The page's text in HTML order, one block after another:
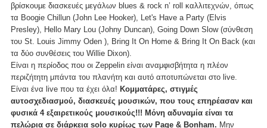
βρίσκουμε διασκευές μεγάλων blues & rock n’ roll καλλιτεχνών, όπως
τα Boogie Chillun (John Lee Hooker), Let's Have a Party (Elvis
Presley), Hello Mary Lou (Johny Duncan), Going Down Slow (σύνθεση
του St. Louis Jimmy Oden ), Bring It On Home & Bring It On Back (και
τα δύο συνθέσεις του Willie Dixon).
Είναι η περίοδος που οι Zeppelin είναι αναμφισβήτητα η πλέον
περιζήτητη μπάντα του πλανήτη και αυτό αποτυπώνεται στο live.
Είναι ένα live που τα έχει όλα! Κομματάρες, στιγμές
αυτοσχεδιασμού, διασκευές μουσικών, που τους επηρέασαν και
φυσικά 4 εξαιρετικούς μουσικούς!!! Μόνη αδυναμία είναι τα
πελώρια σε διάρκεια solo κυρίως των Page & Bonham. Μην